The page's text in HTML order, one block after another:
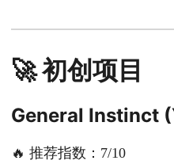
🚀 初创项目
General Instinct
🔥 推荐指数：7/10